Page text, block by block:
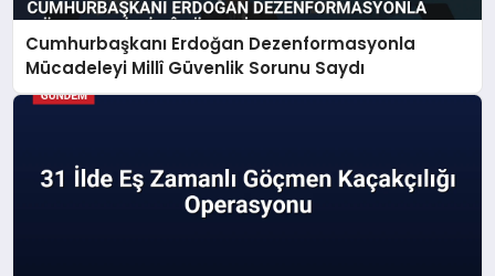
Cumhurbaşkanı Erdoğan Dezenformasyonla
Mücadeleyi Millî Güvenlik Sorunu Saydı